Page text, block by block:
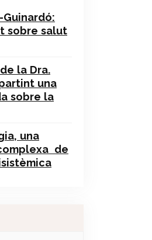
Guinardó:
sobre salut
la Dra.
una
sobre la
una
de